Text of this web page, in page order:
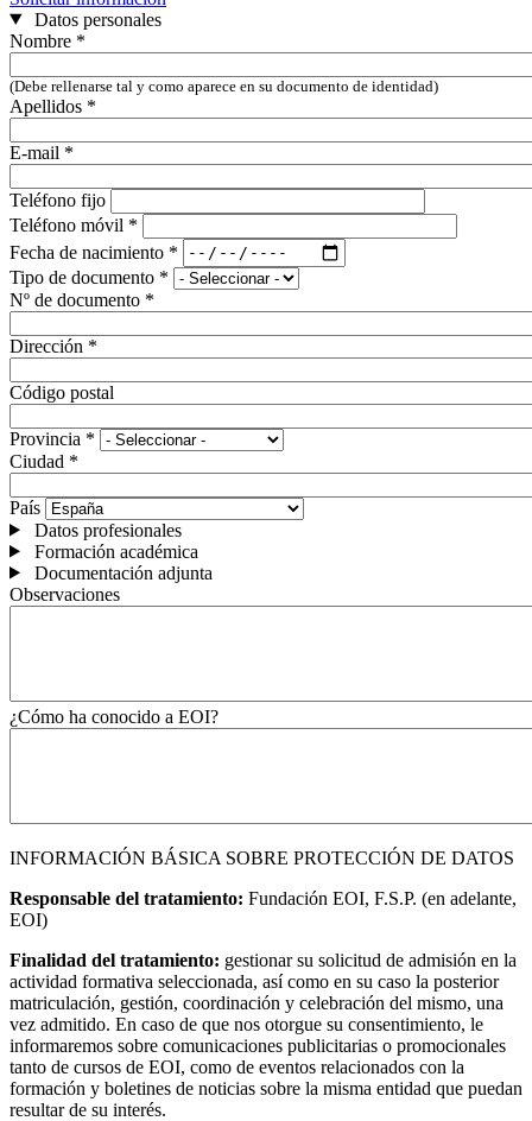
Datos personales
Nombre *
(Debe rellenarse tal y como aparece en su documento de identidad)
Apellidos *
E-mail *
Teléfono fijo
Teléfono móvil *
Fecha de nacimiento *
Tipo de documento *
Nº de documento *
Dirección *
Código postal
Provincia *
Ciudad *
País
Datos profesionales
Formación académica
Documentación adjunta
Observaciones
¿Cómo ha conocido a EOI?
INFORMACIÓN BÁSICA SOBRE PROTECCIÓN DE DATOS
Responsable del tratamiento: Fundación EOI, F.S.P. (en adelante,
EOI)
Finalidad del tratamiento: gestionar su solicitud de admisión en la
actividad formativa seleccionada, así como en su caso la posterior
matriculación, gestión, coordinación y celebración del mismo, una
vez admitido. En caso de que nos otorgue su consentimiento, le
informaremos sobre comunicaciones publicitarias o promocionales
tanto de cursos de EOI, como de eventos relacionados con la
formación y boletines de noticias sobre la misma entidad que puedan
resultar de su interés.